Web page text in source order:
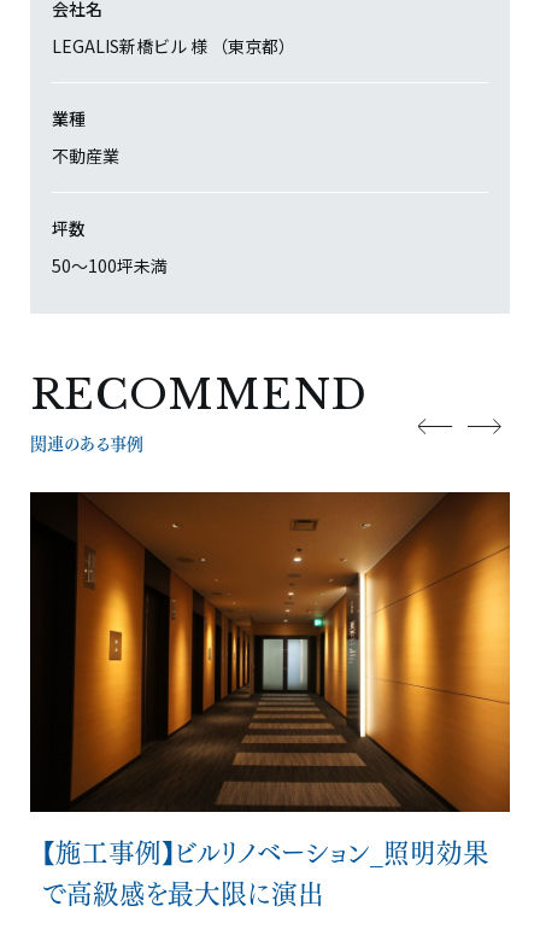
会社名
LEGALIS新橋ビル 様 （東京都）
業種
不動産業
坪数
50〜100坪未満
RECOMMEND
関連のある事例
【施工事例】ビルリノベーション_照明効果
で高級感を最大限に演出